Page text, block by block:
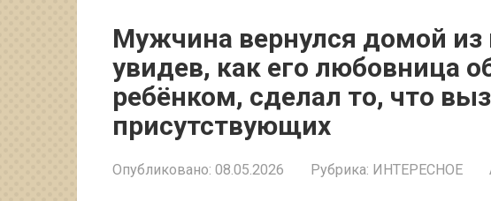
Мужчина вернулся домой из
увидев, как его любовница
ребёнком, сделал то, что
присутствующих
Опубликовано: 08.05.2026 Рубрика: ИНТЕРЕСНОЕ